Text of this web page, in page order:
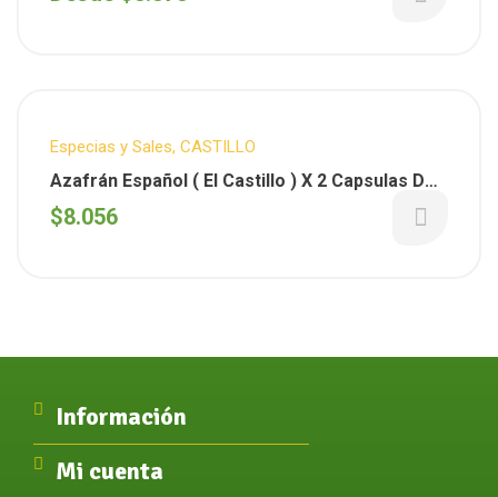
Especias y Sales, CASTILLO
Azafrán Español ( El Castillo ) X 2 Capsulas De
2 Dg.
$8.056
Información
Mi cuenta